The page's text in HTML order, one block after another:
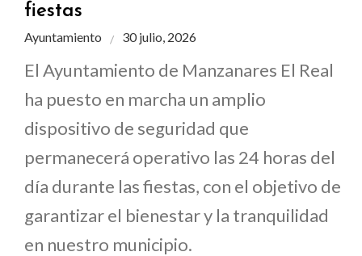
fiestas
Ayuntamiento 30 julio, 2026
El Ayuntamiento de Manzanares El Real
ha puesto en marcha un amplio
dispositivo de seguridad que
permanecerá operativo las 24 horas del
día durante las fiestas, con el objetivo de
garantizar el bienestar y la tranquilidad
en nuestro municipio.